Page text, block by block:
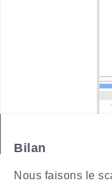
Bilan
Nous faisons le